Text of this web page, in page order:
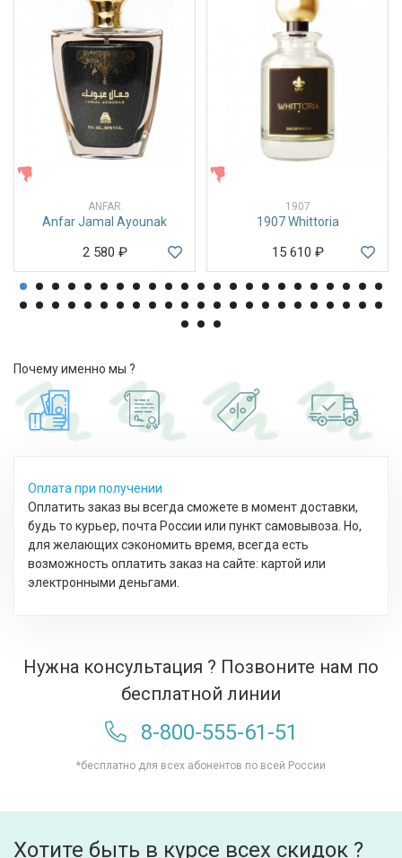
ANFAR
Anfar Jamal Ayounak
2 580 ₽
1907
1907 Whittoria
15 610 ₽
Почему именно мы ?
Оплата при получении
Оплатить заказ вы всегда сможете в момент доставки,
будь то курьер, почта России или пункт самовывоза. Но,
для желающих сэкономить время, всегда есть
возможность оплатить заказ на сайте: картой или
электронными деньгами.
Нужна консультация ? Позвоните нам по
бесплатной линии
8-800-555-61-51
*бесплатно для всех абонентов по всей России
Хотите быть в курсе всех скидок ?